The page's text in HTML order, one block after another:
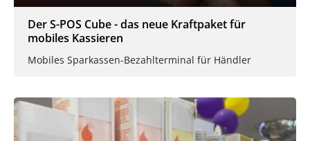
Der S-POS Cube - das neue Kraftpaket für
mobiles Kassieren
Mobiles Sparkassen-Bezahlterminal für Händler